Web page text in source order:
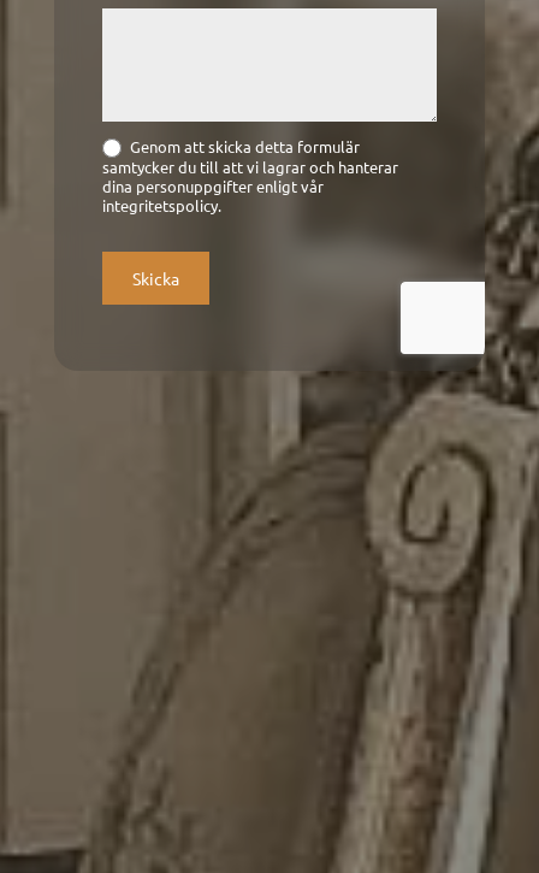
Genom att skicka detta formulär
samtycker du till att vi lagrar och hanterar
dina personuppgifter enligt vår
integritetspolicy.
Skicka